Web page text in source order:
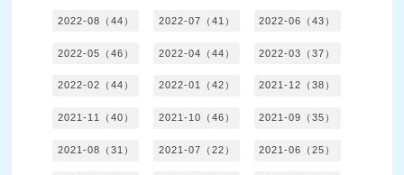
2022-08（44） 2022-07（41） 2022-06（43）
2022-05（46） 2022-04（44） 2022-03（37）
2022-02（44） 2022-01（42） 2021-12（38）
2021-11（40） 2021-10（46） 2021-09（35）
2021-08（31） 2021-07（22） 2021-06（25）